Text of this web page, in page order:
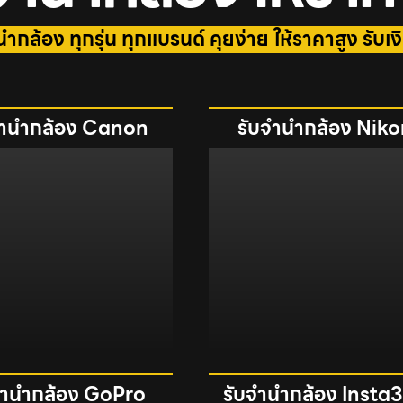
ำกล้อง ทุกรุ่น ทุกแบรนด์ คุยง่าย ให้ราคาสูง รับเ
นำกล้อง Canon รับจำนำกล้อง
นำกล้อง GoPro รับจำนำกล้อง